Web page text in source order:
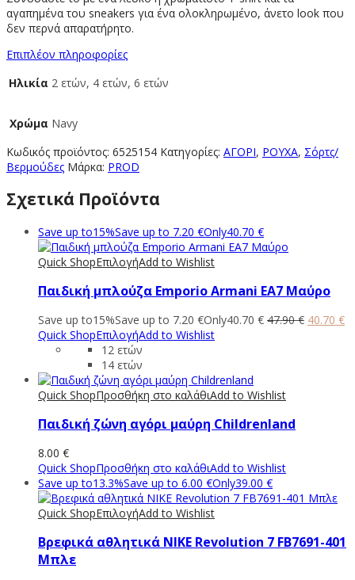
αγαπημένα του sneakers για ένα ολοκληρωμένο, άνετο look που
δεν περνά απαρατήρητο.
Επιπλέον πληροφορίες
Ηλικία 2 ετών, 4 ετών, 6 ετών
Χρώμα Navy
Κωδικός προϊόντος: 6525154 Κατηγορίες: ΑΓΟΡΙ, ΡΟΥΧΑ, Σόρτς/
Βερμούδες Μάρκα: PROD
Σχετικά Προϊόντα
Save up to15%Save up to 7.20 €Only40.70 €
Quick ShopΕπιλογήAdd to Wishlist
Παιδική μπλούζα Emporio Armani EA7 Μαύρο
Save up to15%Save up to 7.20 €Only40.70 € 47.90€ Original
40.70 €Η
Quick ShopΕπιλογήAdd to Wishlist
12 ετών
14 ετών
Quick ShopΠροσθήκη στο καλάθιAdd to Wishlist
Παιδική ζώνη αγόρι μαύρη Childrenland
8.00 €
Quick ShopΠροσθήκη στο καλάθιAdd to Wishlist
Save up to13.3%Save up to 6.00 €Only39.00 €
Quick ShopΕπιλογήAdd to Wishlist
Βρεφικά αθλητικά NIKE Revolution 7 FB7691-401
Μπλε